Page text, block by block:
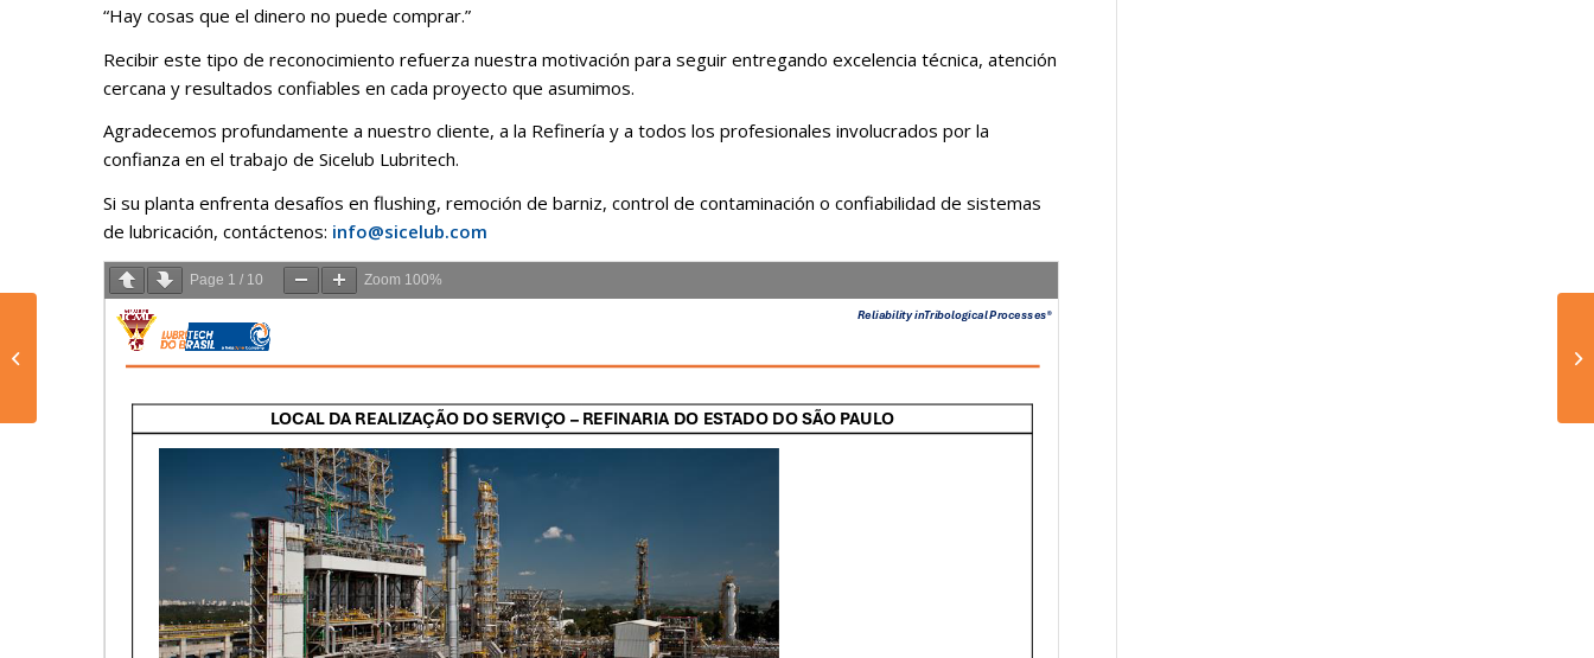
“Hay cosas que el dinero no puede comprar.”
Recibir este tipo de reconocimiento refuerza nuestra motivación para seguir entregando excelencia técnica, atención
cercana y resultados confiables en cada proyecto que asumimos.
Agradecemos profundamente a nuestro cliente, a la Refinería y a todos los profesionales involucrados por la
confianza en el trabajo de Sicelub Lubritech.
Si su planta enfrenta desafíos en flushing, remoción de barniz, control de contaminación o confiabilidad de sistemas
de lubricación, contáctenos: info@sicelub.com
Page 1 / 10 Zoom 100%
Eliminación de